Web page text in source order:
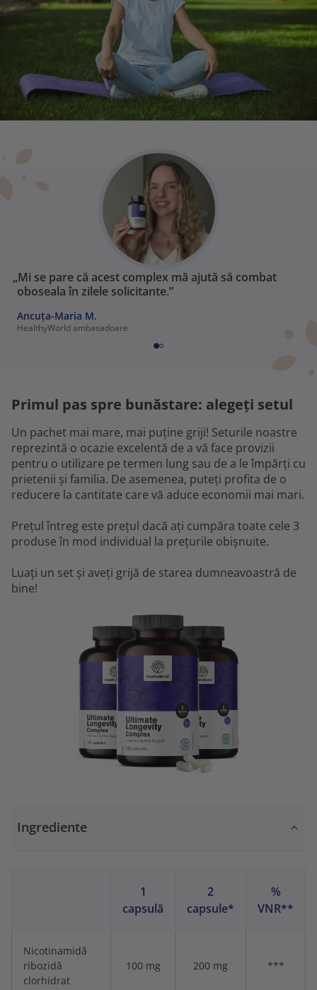
„Mi se pare că acest complex mă ajută să combat
oboseala în zilele solicitante.”
Ancuța-Maria M.
HealthyWorld ambasadoare
Primul pas spre bunăstare: alegeți setul
Un pachet mai mare, mai puține griji! Seturile noastre
reprezintă o ocazie excelentă de a vă face provizii
pentru o utilizare pe termen lung sau de a le împărți cu
prietenii și familia. De asemenea, puteți profita de o
reducere la cantitate care vă aduce economii mai mari.
Prețul întreg este prețul dacă ați cumpăra toate cele 3
produse în mod individual la prețurile obișnuite.
Luați un set și aveți grijă de starea dumneavoastră de
bine!
Ingrediente
1
capsulă
2
capsule*
%
VNR**
Nicotinamidă
ribozidă
clorhidrat
100 mg 200 mg ***